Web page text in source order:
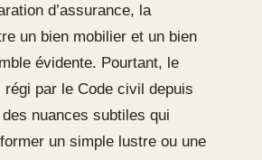
d’assurance, la
un bien mobilier et un bien
évidente. Pourtant, le
par le Code civil depuis
nuances subtiles qui
un simple lustre ou une